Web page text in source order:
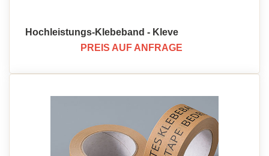
Hochleistungs-Klebeband - Kleve
PREIS AUF ANFRAGE